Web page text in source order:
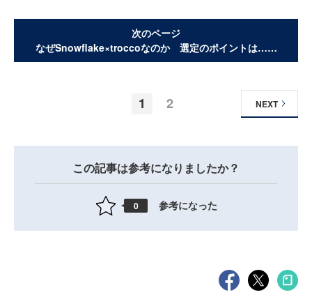
次のページ
なぜSnowflake×troccoなのか 選定のポイントは……
1 2 NEXT
この記事は参考になりましたか？
0 参考になった